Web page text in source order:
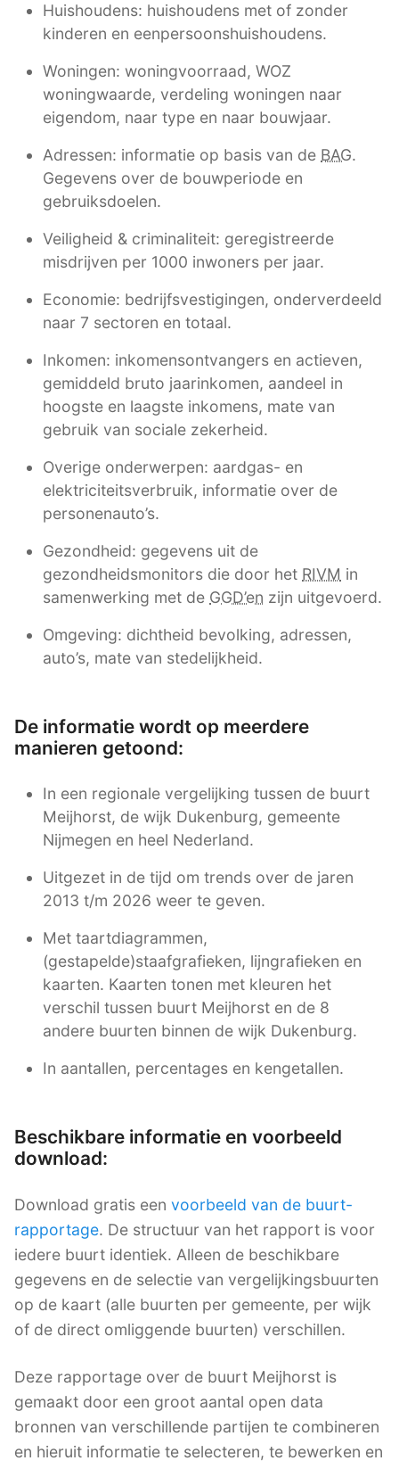
Huishoudens: huishoudens met of zonder
kinderen en eenpersoonshuishoudens.
Woningen: woningvoorraad, WOZ
woningwaarde, verdeling woningen naar
eigendom, naar type en naar bouwjaar.
Adressen: informatie op basis van de BAG.
Gegevens over de bouwperiode en
gebruiksdoelen.
Veiligheid & criminaliteit: geregistreerde
misdrijven per 1000 inwoners per jaar.
Economie: bedrijfsvestigingen, onderverdeeld
naar 7 sectoren en totaal.
Inkomen: inkomensontvangers en actieven,
gemiddeld bruto jaarinkomen, aandeel in
hoogste en laagste inkomens, mate van
gebruik van sociale zekerheid.
Overige onderwerpen: aardgas- en
elektriciteitsverbruik, informatie over de
personenauto’s.
Gezondheid: gegevens uit de
gezondheidsmonitors die door het RIVM in
samenwerking met de GGD’en zijn uitgevoerd.
Omgeving: dichtheid bevolking, adressen,
auto’s, mate van stedelijkheid.
De informatie wordt op meerdere
manieren getoond:
In een regionale vergelijking tussen de buurt
Meijhorst, de wijk Dukenburg, gemeente
Nijmegen en heel Nederland.
Uitgezet in de tijd om trends over de jaren
2013 t/m 2026 weer te geven.
Met taartdiagrammen,
(gestapelde)staafgrafieken, lijngrafieken en
kaarten. Kaarten tonen met kleuren het
verschil tussen buurt Meijhorst en de 8
andere buurten binnen de wijk Dukenburg.
In aantallen, percentages en kengetallen.
Beschikbare informatie en voorbeeld
download:
Download gratis een voorbeeld van de buurt-
rapportage. De structuur van het rapport is voor
iedere buurt identiek. Alleen de beschikbare
gegevens en de selectie van vergelijkingsbuurten
op de kaart (alle buurten per gemeente, per wijk
of de direct omliggende buurten) verschillen.
Deze rapportage over de buurt Meijhorst is
gemaakt door een groot aantal open data
bronnen van verschillende partijen te combineren
en hieruit informatie te selecteren, te bewerken en